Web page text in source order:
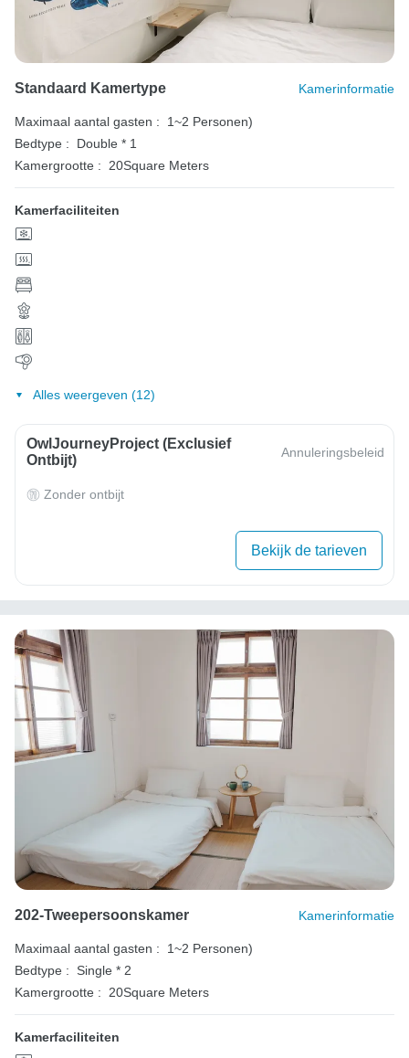
Standaard Kamertype Kamerinformatie
Maximaal aantal gasten :
1~2 Personen)
Bedtype :
Double * 1
Kamergrootte :
20Square Meters
Kamerfaciliteiten
Alles weergeven (12)
OwlJourneyProject (exclusief
Ontbijt)
Annuleringsbeleid
Zonder ontbijt
Bekijk de tarieven
202-Tweepersoonskamer Kamerinformatie
Maximaal aantal gasten :
1~2 Personen)
Bedtype :
Single * 2
Kamergrootte : 20Square Meters
Kamerfaciliteiten